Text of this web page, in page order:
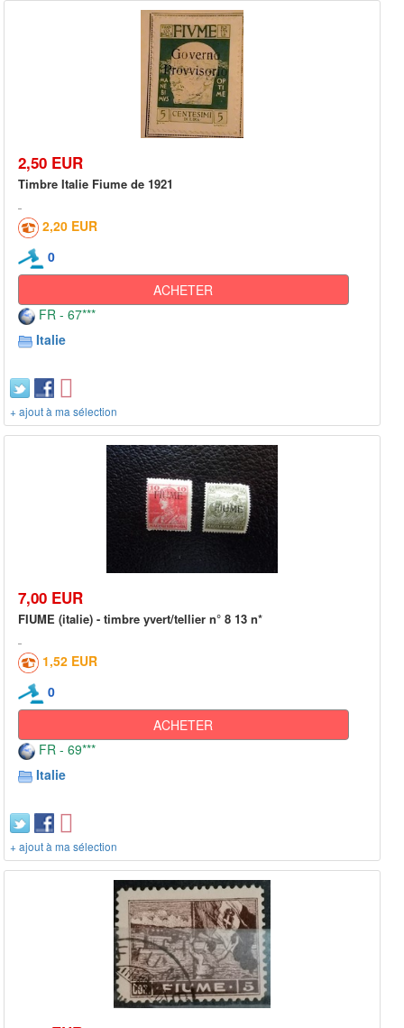
2,50 EUR
Timbre Italie Fiume de 1921
2,20 EUR
0
ACHETER
FR - 67***
Italie
+ ajout à ma sélection
7,00 EUR
FIUME (italie) - timbre yvert/tellier n° 8 13 n*
1,52 EUR
0
ACHETER
FR - 69***
Italie
+ ajout à ma sélection